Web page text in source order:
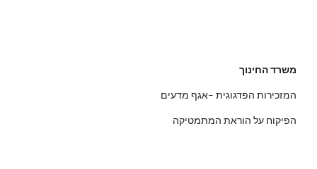
משרד החינוך
המזכירות הפדגוגית –אגף מדעים
הפיקוח על הוראת המתמטיקה